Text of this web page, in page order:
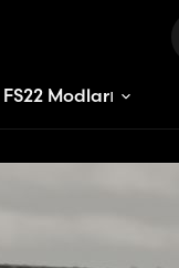
FS22 Modları